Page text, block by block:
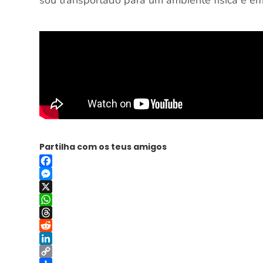
Partilha com os teus amigos
Facebook
Messenger
X
WhatsApp
Threads
Reddit
LinkedIn